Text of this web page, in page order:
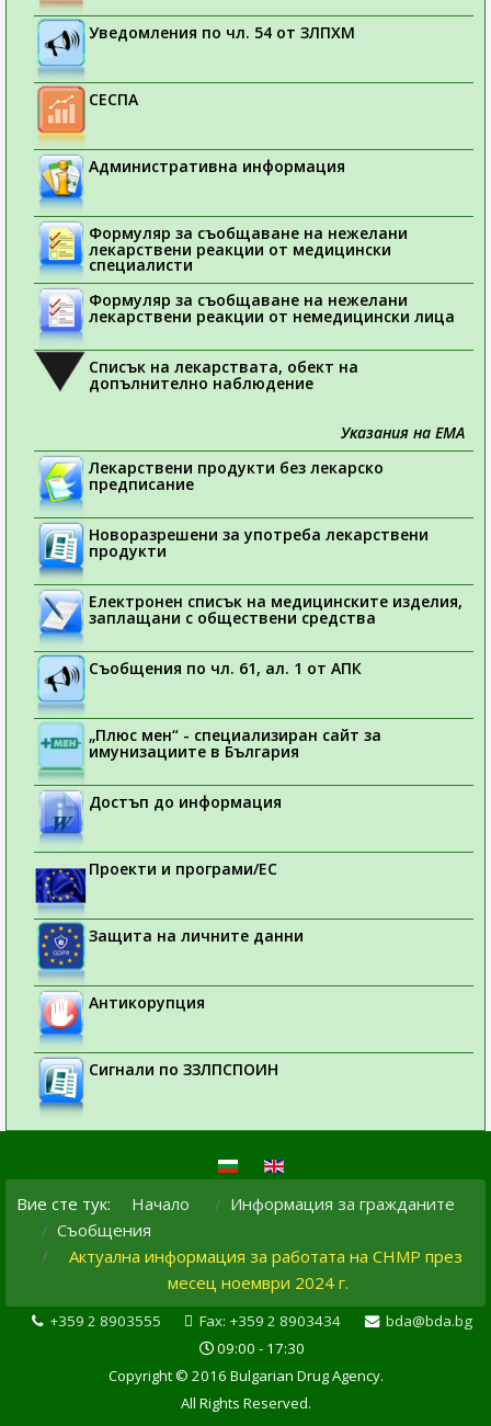
Уведомления по чл. 54 от ЗЛПХМ
СЕСПА
Административна информация
Формуляр за съобщаване на нежелани
лекарствени реакции от медицински
специалисти
Формуляр за съобщаване на нежелани
лекарствени реакции от немедицински лица
Списък на лекарствата, обект на
допълнително наблюдение
Указания на ЕМА
Лекарствени продукти без лекарско
предписание
Новоразрешени за употреба лекарствени
продукти
Електронен списък на медицинските изделия,
заплащани с обществени средства
Съобщения по чл. 61, ал. 1 от АПК
„Плюс мен“ - специализиран сайт за
имунизациите в България
Достъп до информация
Проекти и програми/ЕС
Защита на личните данни
Антикорупция
Сигнали по ЗЗЛПСПОИН
Вие сте тук: Начало
Информация за гражданите
Съобщения
Актуална информация за работата на CHMP през
месец ноември 2024 г.
+359 2 8903555 Fax: +359 2 8903434
bda@bda.bg
09:00 - 17:30
Copyright © 2016 Bulgarian Drug Agency.
All Rights Reserved.